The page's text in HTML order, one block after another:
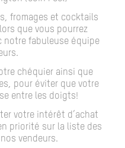
fromages et cocktails
que vous pourrez
notre fabuleuse équipe
chéquierainsi que
, pour éviter que votre
entre les doigts!
votre intérêt d’achat
priorité sur la liste des
vendeurs.